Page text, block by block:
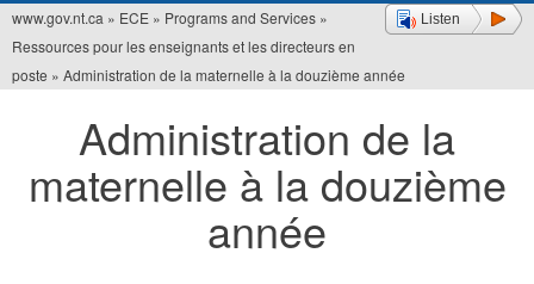
Listen
Vous
êtes
www.gov.nt.ca » ECE » Programs and Services »
Ressources pour les enseignants et les directeurs en
poste » Administration de la maternelle à la douzième année
Administration de la
maternelle à la douzième
année